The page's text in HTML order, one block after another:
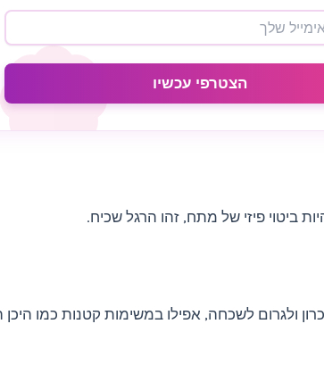
הצטרפי עכשיו
ביטוי פיזי של מתח, זהו הרגל שכיח.
ולגרום לשכחה, אפילו במשימות קטנות כמו